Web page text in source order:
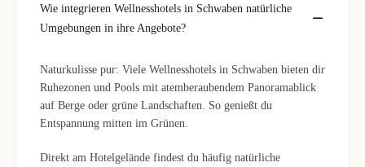
Wie integrieren Wellnesshotels in Schwaben natürliche
Umgebungen in ihre Angebote?
Naturkulisse pur: Viele Wellnesshotels in Schwaben bieten dir
Ruhezonen und Pools mit atemberaubendem Panoramablick
auf Berge oder grüne Landschaften. So genießt du
Entspannung mitten im Grünen.
Direkt am Hotelgelände findest du häufig natürliche